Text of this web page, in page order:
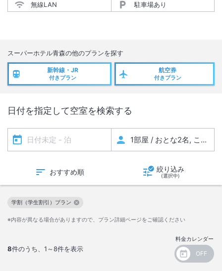
無線LAN 駐車場あり
スーパーホテル青森の他のプランを探す
新幹線・JR
付きプラン
航空券
付きプラン
日付を指定して空室を検索する
おすすめ順 絞り込み
(選択中)
8件のうち、 1～8件を表示
料金カレンダー
学割（学生割引）プラン
この絞り込み条件を解除
※内容が異なる場合がありますので、プラン詳細ページをご確認ください